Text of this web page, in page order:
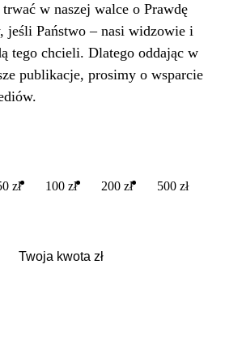
w naszej walce o Prawdę
jeśli Państwo – nasi widzowie i
tego chcieli. Dlatego oddając w
publikacje, prosimy o wsparcie
zł 100 zł 200 zł 500 zł